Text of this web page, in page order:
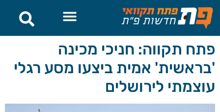
לתוכן
פתח תקווה: חניכי מכינה
'בראשית' אמית ביצעו מסע רגלי
עוצמתי לירושלים